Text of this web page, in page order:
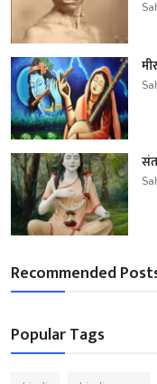
Recommended
Popular Tags